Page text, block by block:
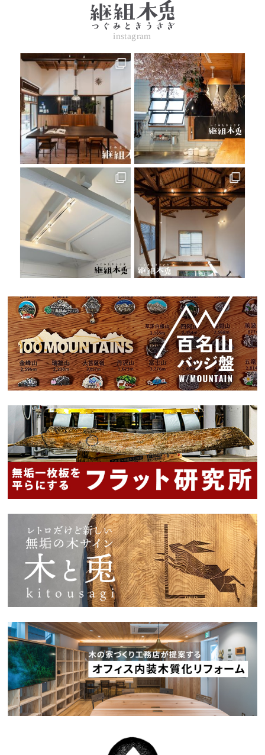
instagram